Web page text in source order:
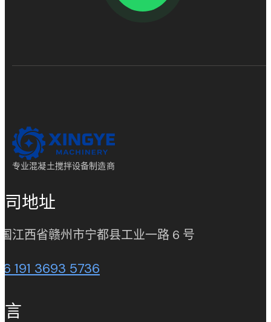
专业混凝土搅拌设备制造商
司地址
江西省赣州市宁都县工业一路 6 号
191 3693 5736
言